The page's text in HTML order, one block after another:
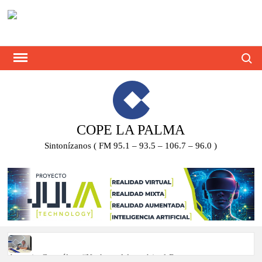
COPE LA PALMA
Sintonízanos ( FM 95.1 – 93.5 – 106.7 – 96.0 )
Antonio González: “No hace falta subir al Roque para